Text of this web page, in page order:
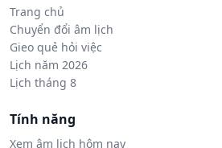
Trang chủ
Chuyển đổi âm lịch
Gieo quẻ hỏi việc
Lịch năm 2026
Lịch tháng 8
Tính năng
Xem âm lịch hôm nay